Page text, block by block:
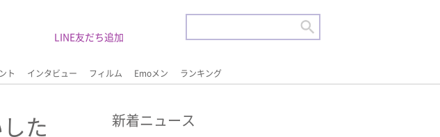
ト インタビュー フィルム Emoメン ランキング
LINE友だち追加
た
新着ニュース